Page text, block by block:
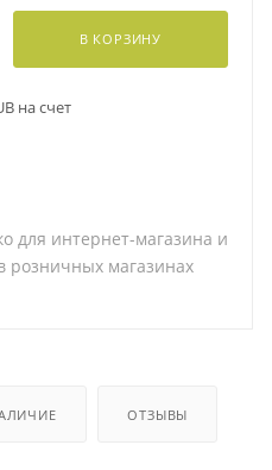
В КОРЗИНУ
на счет
для интернет-магазина и
розничных магазинах
ОТЗЫВЫ